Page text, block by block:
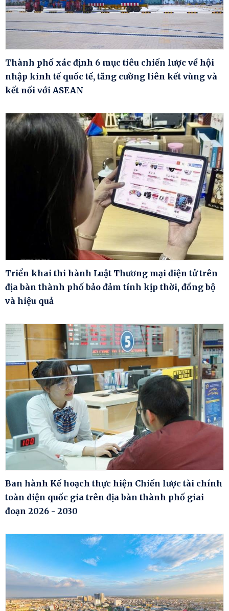
Thành phố xác định 6 mục tiêu chiến lược về hội
nhập kinh tế quốc tế, tăng cường liên kết vùng và
kết nối với ASEAN
Triển khai thi hành Luật Thương mại điện tử trên
địa bàn thành phố bảo đảm tính kịp thời, đồng bộ
và hiệu quả
Ban hành Kế hoạch thực hiện Chiến lược tài chính
toàn diện quốc gia trên địa bàn thành phố giai
đoạn 2026 - 2030